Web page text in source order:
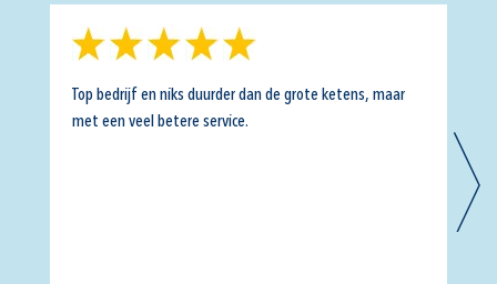
Top bedrijf en niks duurder dan de grote ketens, maar
met een veel betere service.